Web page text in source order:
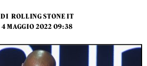
DI ROLLING STONE IT
4 MAGGIO 2022 09:38